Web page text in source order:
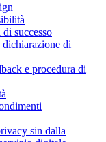
successo
di
e procedura di
sin dalla